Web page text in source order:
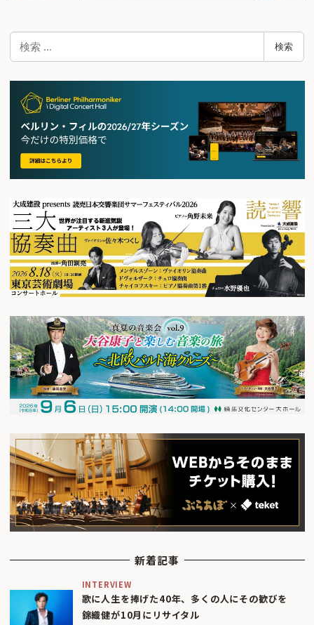
検索
新着記事
INTERVIEW
歌に人生を捧げた40年、多くの人にその歓びを
錦織健が10月にリサイタル